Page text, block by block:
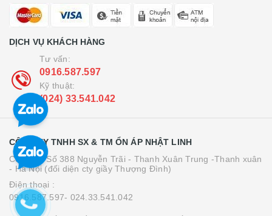
DỊCH VỤ KHÁCH HÀNG
Tư vấn:
0916.587.597
Kỹ thuật:
(024) 33.541.042
CÔNG TY TNHH SX & TM ỔN ÁP NHẬT LINH
Cơ sở 1: Số 388 Nguyễn Trãi - Thanh Xuân Trung -Thanh xuân
- Hà Nội (đối diện cty giầy Thượng Đình)
Điện thoại :
0916.587.597- 024.33.541.042